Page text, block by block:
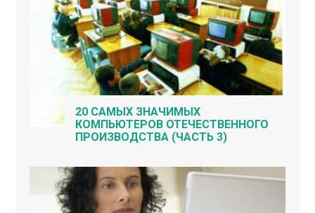
20 САМЫХ ЗНАЧИМЫХ
КОМПЬЮТЕРОВ ОТЕЧЕСТВЕННОГО
ПРОИЗВОДСТВА (ЧАСТЬ 3)